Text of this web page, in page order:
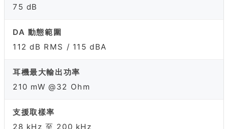
75 dB
DA 動態範圍
112 dB RMS / 115 dBA
耳機最大輸出功率
210 mW @32 Ohm
支援取樣率
28 kHz 至 200 kHz